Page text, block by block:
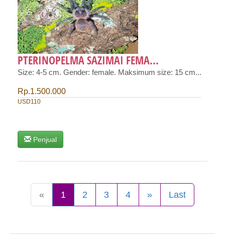
PTERINOPELMA SAZIMAI FEMA...
Size: 4-5 cm. Gender: female. Maksimum size: 15 cm...
Rp.1.500.000
USD110
Penjual
« 1 2 3 4 » Last